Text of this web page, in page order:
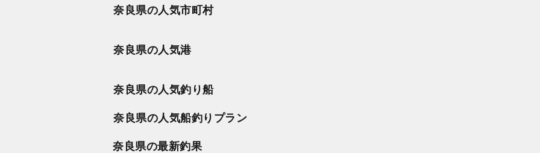
奈良県の人気市町村
奈良県の人気港
奈良県の人気釣り船
奈良県の人気船釣りプラン
奈良県の最新釣果